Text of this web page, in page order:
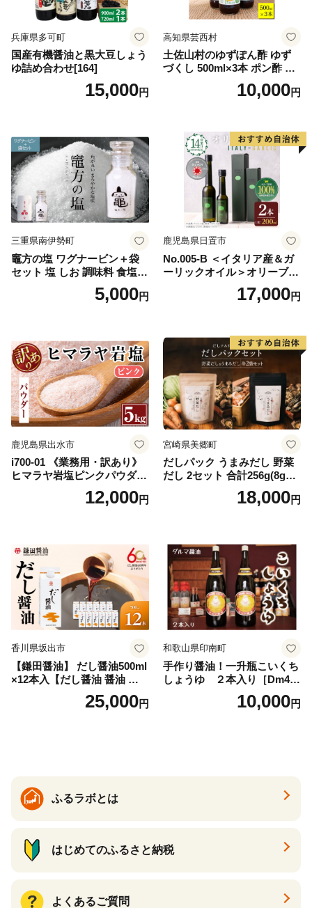
兵庫県多可町
国産有機醤油と黒大豆しょう
ゆ詰め合わせ[164]
15,000円
高知県芸西村
土佐山村のゆずぽん酢 ゆず
づくし 500ml×3本 ポン酢 ポ
ンズ ゆず 柚子 調味料 さっぱ
り 美味しい おいしい 鍋 しゃ
10,000円
三重県南伊勢町
竈方の塩 ワグナービン＋袋
セット 塩 しお 調味料 食塩
天然 ミネラル 調味料 ソルト
salt 料理 味付 おにぎり 三重
5,000円
鹿児島県日置市
No.005-B ＜イタリア産＆ガ
ーリックオイル＞オリーブオ
イルセット(200ml×2本) 日置
市 特産品 調味料 油 エキスト
ブ】
17,000円
鹿児島県出水市
i700-01 《業務用・訳あり》
ヒマラヤ岩塩ピンクパウダー
タイプ(5kg) 岩塩 塩 調味料
しお 保存料不使用 天然 パウ
ティースマイル】
12,000円
宮崎県美郷町
だしパック うまみだし 野菜
だし 2セット 合計256g(8g×8
パック×2種×2セット) [岡田商
店 宮崎県 美郷町 31ac0069]
18,000円
香川県坂出市
【鎌田醤油】 だし醤油500ml
×12本入【だし醤油 醤油 人気
おすすめ 人気だし醤油 出汁
25,000円
和歌山県印南町
手作り醤油！一升瓶こいくち
しょうゆ ２本入り［Dm4］
｜手作り 醤油 和歌山県 印南
町 一升瓶 こいくちしょうゆ
10,000円
ふるラボとは
はじめてのふるさと納税
よくあるご質問